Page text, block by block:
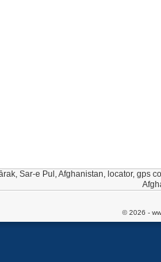
Sar-e Pul, Afghanistan, locator, gps
© 2026 -